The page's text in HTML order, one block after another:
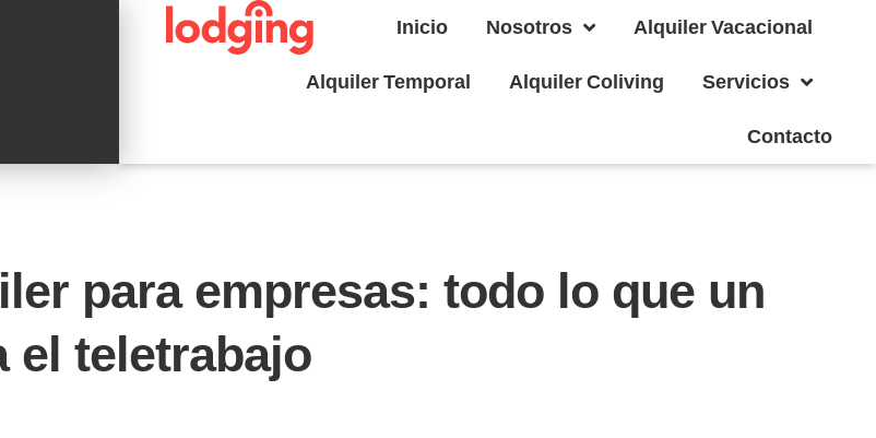
Inicio Nosotros Alquiler Vacacional
Alquiler Temporal Alquiler Coliving Servicios
Contacto
para empresas: todo lo que un
el teletrabajo